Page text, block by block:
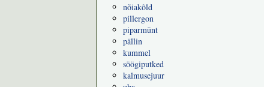
nõiakõld
pillergon
piparmünt
pällin
kummel
söögiputked
kalmusejuur